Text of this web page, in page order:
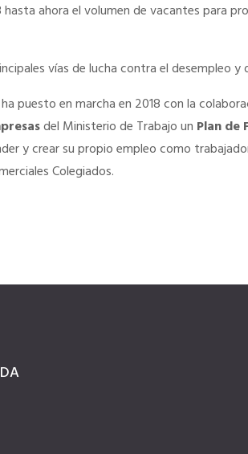
ahora el volumen de vacantes para
vías de lucha contra el desempleo y
puesto en marcha en 2018 con la
del Ministerio de Trabajo un Plan de
y crear su propio empleo como
Colegiados.